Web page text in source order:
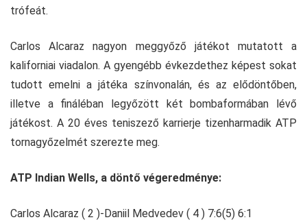
trófeát.
Carlos Alcaraz nagyon meggyőző játékot mutatott a
kaliforniai viadalon. A gyengébb évkezdethez képest sokat
tudott emelni a játéka színvonalán, és az elődöntőben,
illetve a fináléban legyőzött két bombaformában lévő
játékost. A 20 éves teniszező karrierje tizenharmadik ATP
tornagyőzelmét szerezte meg.
ATP Indian Wells, a döntő végeredménye:
Carlos Alcaraz ( 2 )-Daniil Medvedev ( 4 ) 7:6(5) 6:1